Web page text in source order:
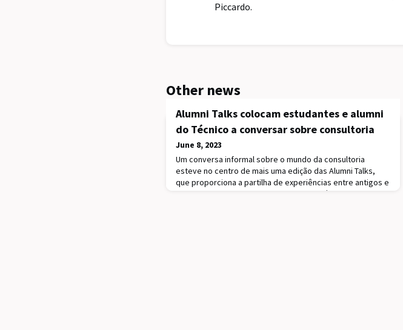
Piccardo.
Other news
Alumni Talks colocam estudantes e alumni
do Técnico a conversar sobre consultoria
June 8, 2023
Um conversa informal sobre o mundo da consultoria
esteve no centro de mais uma edição das Alumni Talks,
que proporciona a partilha de experiências entre antigos e
atuais estudantes do Instituto Superior Técnico. O evento